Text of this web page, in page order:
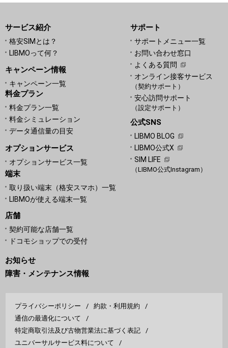
サービス紹介
格安SIMとは？
LIBMOって何？
キャンペーン情報
キャンペーン一覧
料金プラン
料金プラン一覧
料金シミュレーション
データ通信量の目安
オプションサービス
オプションサービス一覧
端末
取り扱い端末（格安スマホ）一覧
LIBMOが使える端末一覧
店舗
契約可能な店舗一覧
ドコモショップでの受付
サポート
サポートメニュー一覧
お問い合わせ窓口
よくある質問
オンライン接客サービス
（契約サポート）
安心訪問サポート
（設定サポート）
公式SNS
LIBMO BLOG
LIBMO公式X
SIM LIFE
（LIBMO公式Instagram）
お知らせ
障害・メンテナンス情報
プライバシーポリシー
約款・利用規約
通信の最適化について
特定商取引法及び古物営業法に基づく表記
ユニバーサルサービス料について